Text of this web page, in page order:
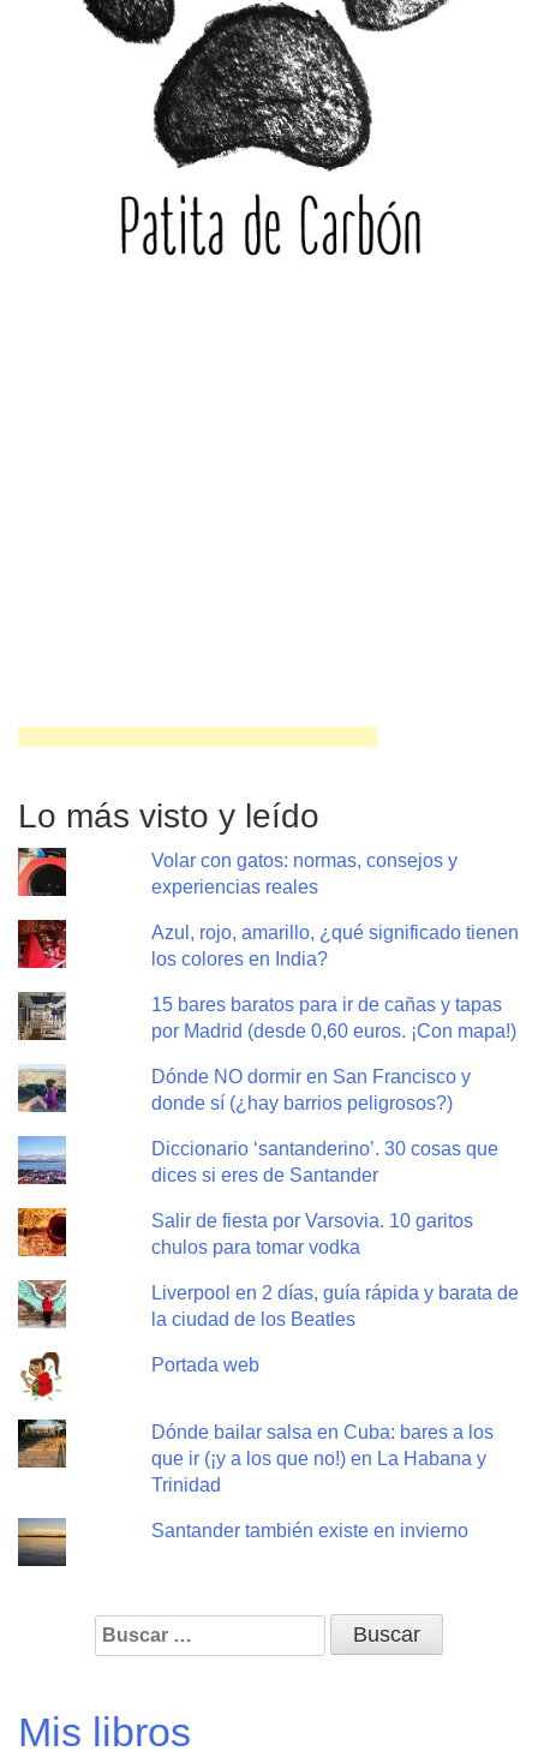
Lo más visto y leído
Volar con gatos: normas, consejos y
experiencias reales
Azul, rojo, amarillo, ¿qué significado tienen
los colores en India?
15 bares baratos para ir de cañas y tapas
por Madrid (desde 0,60 euros. ¡Con mapa!)
Dónde NO dormir en San Francisco y
donde sí (¿hay barrios peligrosos?)
Diccionario ‘santanderino’. 30 cosas que
dices si eres de Santander
Salir de fiesta por Varsovia. 10 garitos
chulos para tomar vodka
Liverpool en 2 días, guía rápida y barata de
la ciudad de los Beatles
Portada web
Dónde bailar salsa en Cuba: bares a los
que ir (¡y a los que no!) en La Habana y
Trinidad
Santander también existe en invierno
Buscar:
Mis libros